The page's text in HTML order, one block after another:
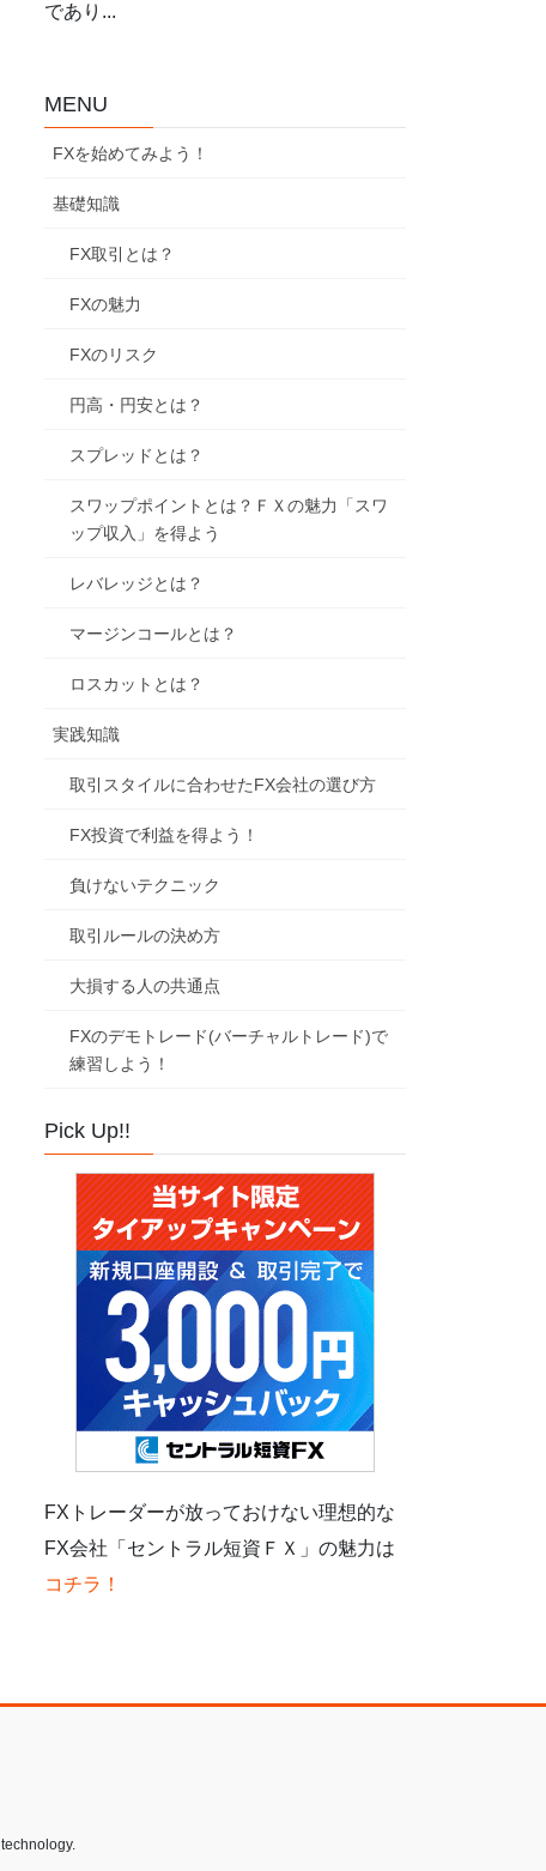
であり...
MENU
FXを始めてみよう！
基礎知識
FX取引とは？
FXの魅力
FXのリスク
円高・円安とは？
スプレッドとは？
スワップポイントとは？ＦＸの魅力「スワ
ップ収入」を得よう
レバレッジとは？
マージンコールとは？
ロスカットとは？
実践知識
取引スタイルに合わせたFX会社の選び方
FX投資で利益を得よう！
負けないテクニック
取引ルールの決め方
大損する人の共通点
FXのデモトレード(バーチャルトレード)で
練習しよう！
Pick Up!!
FXトレーダーが放っておけない理想的な
FX会社「セントラル短資ＦＸ」の魅力は
コチラ！
technology.